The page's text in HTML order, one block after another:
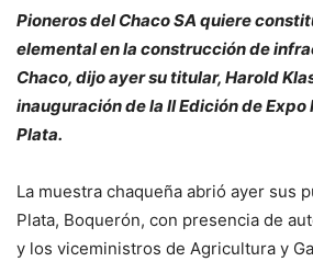
Pioneros del Chaco SA quiere
elemental en la construcción de
Chaco, dijo ayer su titular, Harold
inauguración de la II Edición de Expo
Plata.
La muestra chaqueña abrió ayer sus
Plata, Boquerón, con presencia de
y los viceministros de Agricultura y